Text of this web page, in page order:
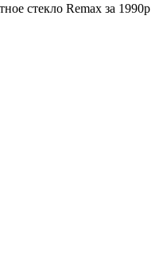
стекло Remax за 1990р